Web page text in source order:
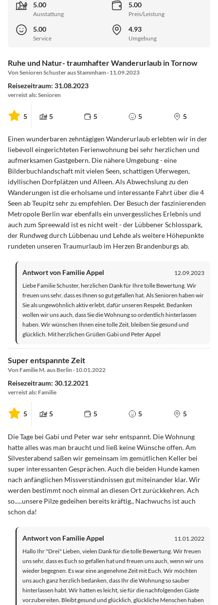
5.00
Ausstattung
5.00
Preis/Leistung
5.00
Service
4.93
Umgebung
Ruhe und Natur- traumhafter Wanderurlaub in Tornow
Von Senioren Schuster aus Stammham · 11.09.2023
Reisezeitraum: 31.08.2023
verreist als: Senioren
5 5 5 5 5
Einen wunderbaren zehntägigen Wanderurlaub erlebten wir in der
liebevoll eingerichteten Ferienwohnung bei sehr herzlichen und
aufmerksamen Gastgebern. Die nähere Umgebung - eine
Bilderbuchlandschaft mit vielen Seen, schattigen Uferwegen,
idyllischen Dorfplätzen und Alleen. Als Abwechslung zu den
Wanderungen ist die erholsame und interessante Fahrt über die 4
Seen ab Teupitz sehr zu empfehlen. Der Besuch der faszinierenden
Metropole Berlin war ebenfalls ein unvergessliches Erlebnis und
auch zum Spreewald ist es nicht weit - der Lübbener Schlosspark,
der Rundweg durch Lübbenau und Lehde als weitere Höhepunkte
rundeten unseren Traumurlaub im Herzen Brandenburgs ab.
Antwort von Familie Appel
12.09.2023
Liebe Familie Schuster, herzlichen Dank für Ihre tolle Bewertung. Wir
freuen uns sehr, dass es Ihnen so gut gefallen hat. Als Senioren haben wir
Sie als ungewöhnlich aktiv erlebt, dafür unseren Respekt. Bedanken
wollen wir uns auch, dass Sie die Wohnung so ordentlich hinterlassen
haben. Wir wünschen Ihnen eine tolle Zeit, bleiben Sie gesund und
glücklich. Mit herzlichen Grüßen Gabi und Peter Appel
Super entspannte Zeit
Von Familie M. aus Berlin · 10.01.2022
Reisezeitraum: 30.12.2021
verreist als: Familie
5 5 5 5 5
Die Tage bei Gabi und Peter war sehr entspannt. Die Wohnung
hatte alles was man braucht und ließ keine Wünsche offen. Am
Silvesterabend saßen wir gemeinsam im gemütlichen Keller bei
super interessanten Gesprächen. Auch die beiden Hunde kamen
nach anfänglichen Missverständnissen gut miteinander klar. Wir
werden bestimmt noch einmal an diesen Ort zurückkehren. Ach
so.....unsere Pilze gedeihen bereits kräftig., Nachwuchs ist auch
schon da!
Antwort von Familie Appel
11.01.2022
Hallo Ihr "Drei" Lieben, vielen Dank für die tolle Bewertung. Wir freuen
uns sehr, dass es Euch so gefallen hat und freuen uns auch, wenn wir uns
wieder begegnen. Es war eine angenehme Zeit mit Euch. Wir möchten
uns auch ganz herzlich bedanken, dass Ihr die Wohnung so sauber
hinterlassen habt. Wir hatten es leicht, sie für die nachfolgenden Gäste
vorzubereiten. Bleibt gesund und glücklich, glückliche Menschen haben